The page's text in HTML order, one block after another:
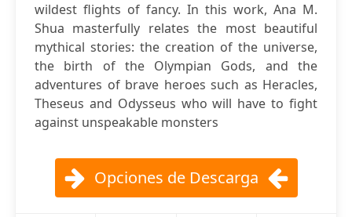
wildest flights of fancy. In this work, Ana M.
Shua masterfully relates the most beautiful
mythical stories: the creation of the universe,
the birth of the Olympian Gods, and the
adventures of brave heroes such as Heracles,
Theseus and Odysseus who will have to fight
against unspeakable monsters
Opciones de Descarga